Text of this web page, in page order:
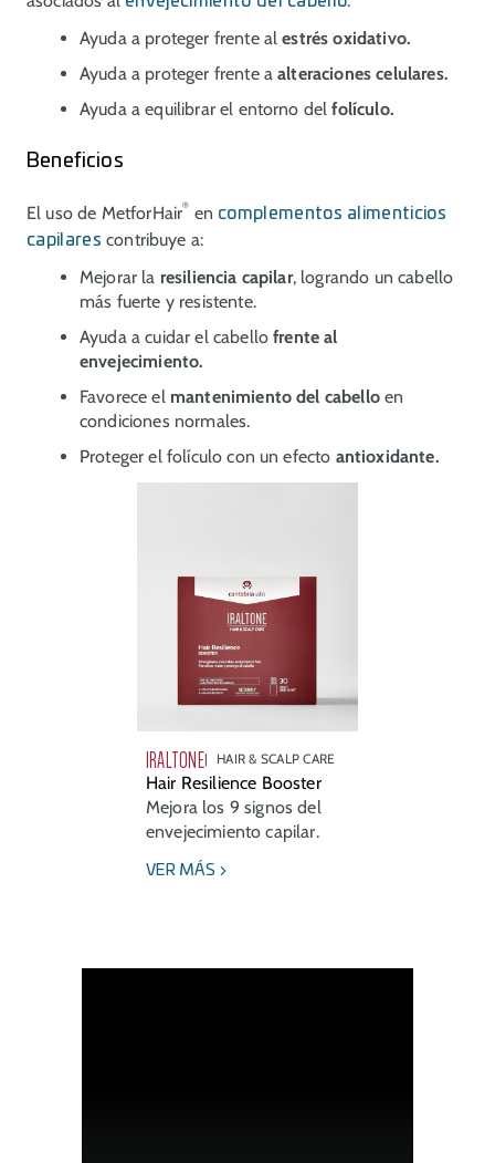
Ayuda a proteger frente alestrés oxidativo.
Ayuda a proteger frente aalteraciones celulares.
Ayuda a equilibrar el entorno del folículo.
Beneficios
El uso de MetforHair® en complementos alimenticios
capilares contribuye a:
Mejorar la resiliencia capilar, logrando un cabello
más fuerte y resistente.
Ayuda a cuidar el cabellofrente al
envejecimiento.
Favorece el mantenimiento del cabelloen
condiciones normales.
Proteger el folículo con un efecto antioxidante.
IRALTONE HAIR & SCALP CARE
Hair Resilience Booster
Mejora los 9 signos del
envejecimiento capilar.
VER MÁS